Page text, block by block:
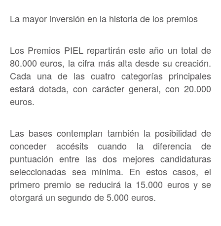
La mayor inversión en la historia de los premios
Los Premios PIEL repartirán este año un total de
80.000 euros, la cifra más alta desde su creación.
Cada una de las cuatro categorías principales
estará dotada, con carácter general, con 20.000
euros.
Las bases contemplan también la posibilidad de
conceder accésits cuando la diferencia de
puntuación entre las dos mejores candidaturas
seleccionadas sea mínima. En estos casos, el
primero premio se reducirá la 15.000 euros y se
otorgará un segundo de 5.000 euros.